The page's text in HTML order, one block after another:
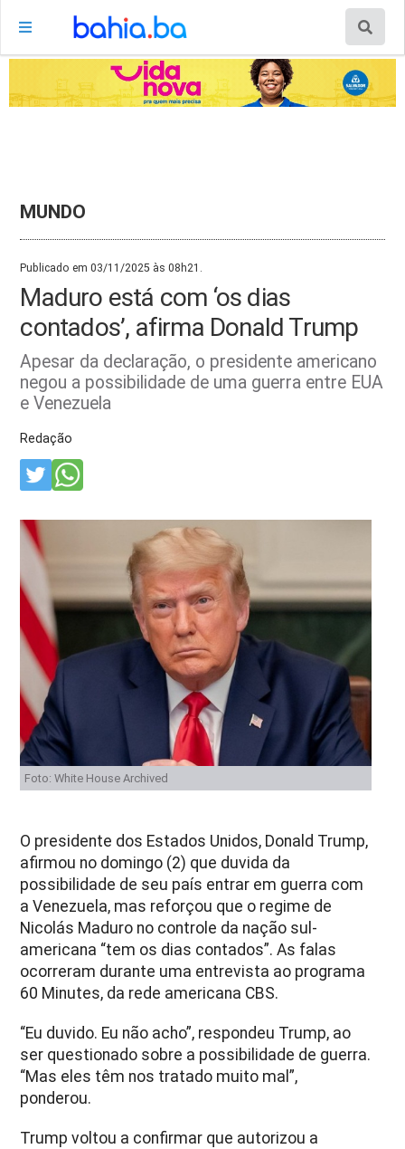
MUNDO
Publicado em 03/11/2025 às 08h21.
Maduro está com ‘os dias
contados’, afirma Donald Trump
Apesar da declaração, o presidente americano
negou a possibilidade de uma guerra entre EUA
e Venezuela
Redação
Foto: White House Archived
O presidente dos Estados Unidos, Donald Trump,
afirmou no domingo (2) que duvida da
possibilidade de seu país entrar em guerra com
a Venezuela, mas reforçou que o regime de
Nicolás Maduro no controle da nação sul-
americana “tem os dias contados”. As falas
ocorreram durante uma entrevista ao programa
60 Minutes, da rede americana CBS.
“Eu duvido. Eu não acho”, respondeu Trump, ao
ser questionado sobre a possibilidade de guerra.
“Mas eles têm nos tratado muito mal”,
ponderou.
Trump voltou a confirmar que autorizou a